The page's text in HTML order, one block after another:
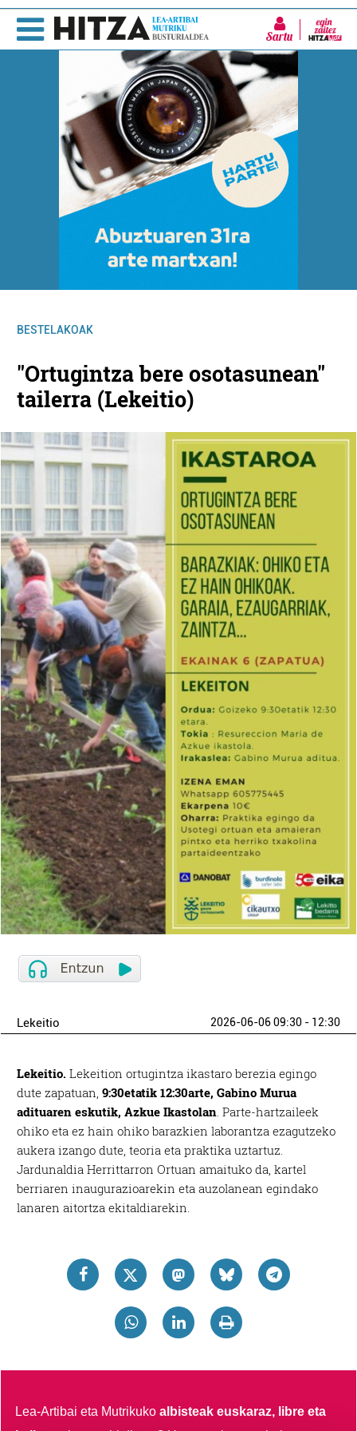
Sartu
BESTELAKOAK
"Ortugintza bere osotasunean"
tailerra (Lekeitio)
Lekeitio 2026-06-06 09:30 - 12:30
Lekeitio. Lekeition ortugintza ikastaro berezia egingo
dute zapatuan, 9:30etatik 12:30arte, Gabino Murua
adituaren eskutik, Azkue Ikastolan. Parte-hartzaileek
ohiko eta ez hain ohiko barazkien laborantza ezagutzeko
aukera izango dute, teoria eta praktika uztartuz.
Jardunaldia Herrittarron Ortuan amaituko da, kartel
berriaren inaugurazioarekin eta auzolanean egindako
lanaren aitortza ekitaldiarekin.
Lea-Artibai eta Mutrikukoalbisteak euskaraz, libre eta